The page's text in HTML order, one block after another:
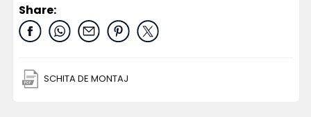
Share:
SCHITA DE MONTAJ